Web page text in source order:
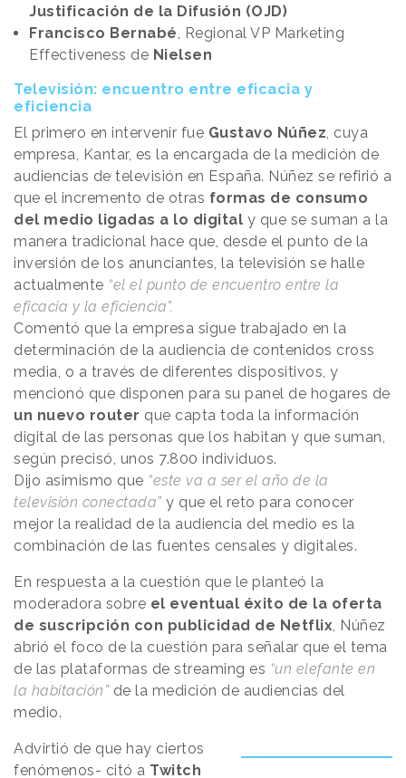
Justificación de la Difusión (OJD)
Francisco Bernabé, Regional VP Marketing
Effectiveness de Nielsen
Televisión: encuentro entre eficacia y
eficiencia
El primero en intervenir fue Gustavo Núñez, cuya
empresa, Kantar, es la encargada de la medición de
audiencias de televisión en España. Núñez se refirió a
que el incremento de otras formas de consumo
del medio ligadas a lo digital y que se suman a la
manera tradicional hace que, desde el punto de la
inversión de los anunciantes, la televisión se halle
actualmente “el el punto de encuentro entre la
eficacia y la eficiencia”.
Comentó que la empresa sigue trabajado en la
determinación de la audiencia de contenidos cross
media, o a través de diferentes dispositivos, y
mencionó que disponen para su panel de hogares de
un nuevo router que capta toda la información
digital de las personas que los habitan y que suman,
según precisó, unos 7.800 individuos.
Dijo asimismo que “este va a ser el año de la
televisión conectada” y que el reto para conocer
mejor la realidad de la audiencia del medio es la
combinación de las fuentes censales y digitales.
En respuesta a la cuestión que le planteó la
moderadora sobre el eventual éxito de la oferta
de suscripción con publicidad de Netflix, Núñez
abrió el foco de la cuestión para señalar que el tema
de las plataformas de streaming es “un elefante en
la habitación” de la medición de audiencias del
medio.
Advirtió de que hay ciertos
fenómenos- citó a Twitch